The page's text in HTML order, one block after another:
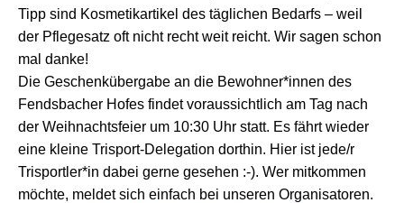
Tipp sind Kosmetikartikel des täglichen Bedarfs – weil
der Pflegesatz oft nicht recht weit reicht. Wir sagen schon
mal danke!
Die Geschenkübergabe an die Bewohner*innen des
Fendsbacher Hofes findet voraussichtlich am Tag nach
der Weihnachtsfeier um 10:30 Uhr statt. Es fährt wieder
eine kleine Trisport-Delegation dorthin. Hier ist jede/r
Trisportler*in dabei gerne gesehen :-). Wer mitkommen
möchte, meldet sich einfach bei unseren Organisatoren.